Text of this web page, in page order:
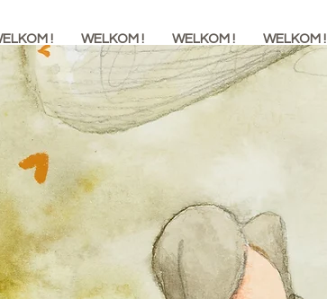
! WELKOM ! WELKOM ! WELKOM !